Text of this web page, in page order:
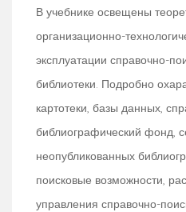
В учебнике освещены
организационно-
эксплуатации справочно-
библиотеки. Подробно
картотеки, базы данных,
библиографический фонд,
неопубликованных
поисковые возможности,
управления справочно-